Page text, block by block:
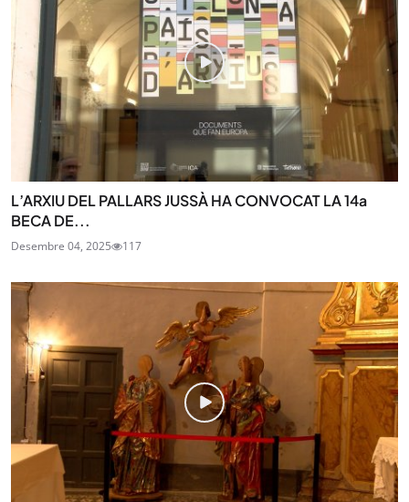
L’ARXIU DEL PALLARS JUSSÀ HA CONVOCAT LA 14a
BECA DE...
Desembre 04, 2025 117